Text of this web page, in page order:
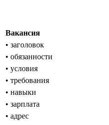
Вакансия
• заголовок
• обязанности
• условия
• требования
• навыки
• зарплата
• адрес